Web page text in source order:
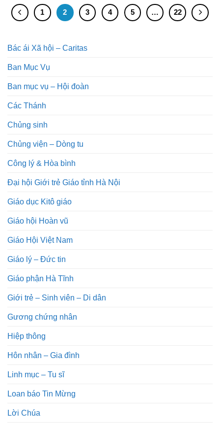
1 2 3 4 5 … 22
Bác ái Xã hội – Caritas
Ban Mục Vụ
Ban mục vụ – Hội đoàn
Các Thánh
Chủng sinh
Chủng viện – Dòng tu
Công lý & Hòa bình
Đại hội Giới trẻ Giáo tỉnh Hà Nội
Giáo dục Kitô giáo
Giáo hội Hoàn vũ
Giáo Hội Việt Nam
Giáo lý – Đức tin
Giáo phận Hà Tĩnh
Giới trẻ – Sinh viên – Di dân
Gương chứng nhân
Hiệp thông
Hôn nhân – Gia đình
Linh mục – Tu sĩ
Loan báo Tin Mừng
Lời Chúa